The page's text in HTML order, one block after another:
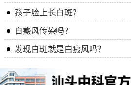
孩子脸上长白斑？
白癜风传染吗？
发现白斑就是白癜风吗？